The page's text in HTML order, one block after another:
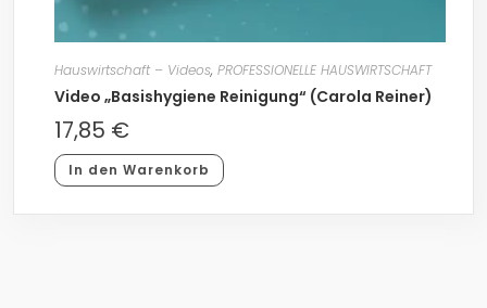
Hauswirtschaft – Videos, PROFESSIONELLE HAUSWIRTSCHAFT
Video „Basishygiene Reinigung“ (Carola Reiner)
17,85 €
In den Warenkorb